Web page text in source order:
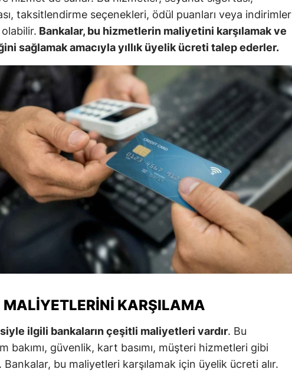
Nevşehir
Niğde
Ordu
Sakarya
Samsun
Siirt
Sinop
Sivas
Tokat
Tunceli
Şanlıurfa
Uşak
taksitlendirme seçenekleri, ödül puanları veya indirimler
Bankalar, bu hizmetlerin maliyetini karşılamak ve
sağlamak amacıyla yıllık üyelik ücreti talep ederler.
KARŞILAMA
ilgili bankaların çeşitli maliyetleri vardır. Bu
bakımı, güvenlik, kart basımı, müşteri hizmetleri gibi
bu maliyetleri karşılamak için üyelik ücreti alır.